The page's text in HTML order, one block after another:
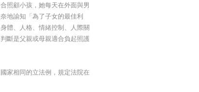
照顧小孩，她每天在外面與男
地諭知「為了子女的最佳利
體、人格、情緒控制、人際關
斷是父親或母親適合負起照護
家相同的立法例，規定法院在